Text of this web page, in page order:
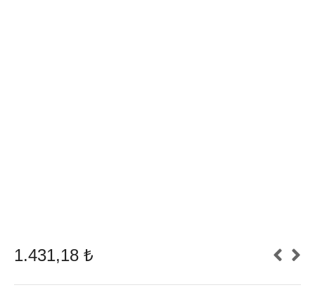
1.431,18 ₺